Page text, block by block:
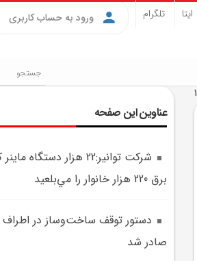
ورود به حساب کاربری ایتا تلگرام
عناوین این صفحه
شرکت توانير:22 هزار
برق 220 هزار خانوار را مي‌بلعيد
دستور توقف ساخت‌وساز در
صادر شد